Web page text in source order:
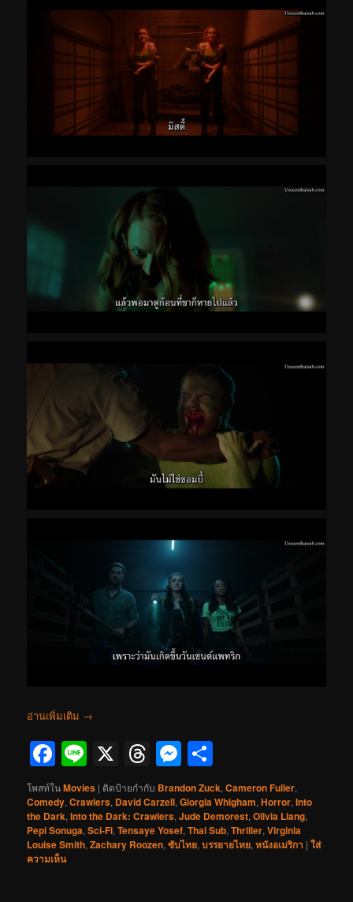
อ่านเพิ่มเติม →
Facebook
Line
X Threads
Messenger
โพสท์ในMovies | ติดป้ายกำกับ Brandon Zuck,Cameron Fuller,
Comedy,Crawlers, David Carzell,Giorgia Whigham,Horror,Into
the Dark,Into the Dark: Crawlers,Jude Demorest,Olivia Liang,
Pepi Sonuga,Sci-Fi,Tensaye Yosef,Thai Sub,Thriller,Virginia
Louise Smith,Zachary Roozen,ซับไทย,บรรยายไทย,หนังอเมริกา |ใส่
ความเห็น